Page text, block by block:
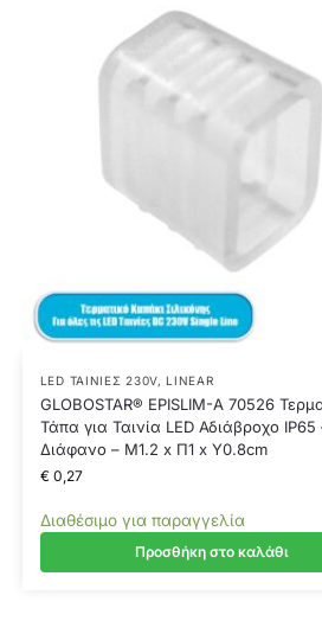
LED ΤΑΙΝΊΕΣ 230V, LINEAR
GLOBOSTAR® EPISLIM-A 70526
Τάπα για Ταινία LED Αδιάβροχο IP65
Διάφανο – Μ1.2 x Π1 x Υ0.8cm
€0,27
Διαθέσιμο για παραγγελία
Προσθήκη στο καλάθι